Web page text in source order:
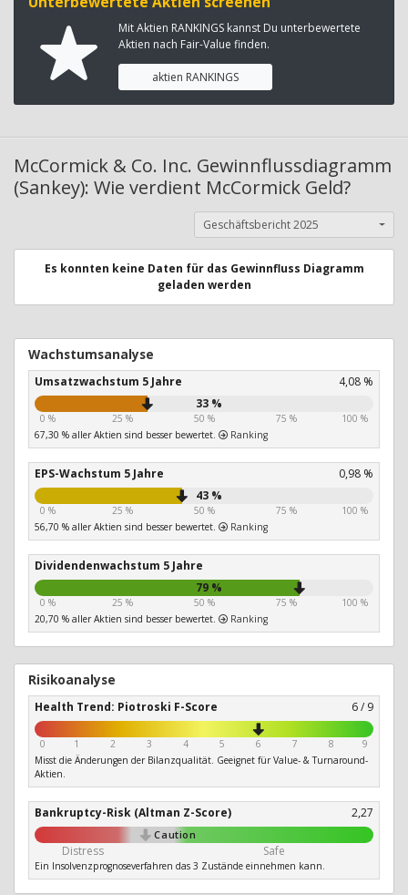
Mit Aktien RANKINGS kannst Du unterbewertete
Aktien nach Fair-Value finden.
aktien RANKINGS
McCormick & Co. Inc. Gewinnflussdiagramm
(Sankey): Wie verdient McCormick Geld?
Geschäftsbericht 2025
Es konnten keine Daten für das Gewinnfluss Diagramm
geladen werden
Wachstumsanalyse
Umsatzwachstum 5 Jahre
4,08 %
33 %
0 % 25 % 50 % 75 %
100 %
67,30 % aller Aktien sind besser bewertet.
Ranking
EPS-Wachstum 5 Jahre
0,98 %
43 %
0 % 25 % 50 % 75 %
100 %
56,70 % aller Aktien sind besser bewertet.
Ranking
Dividendenwachstum 5 Jahre
79 %
0 % 25 % 50 % 75 %
100 %
20,70 % aller Aktien sind besser bewertet.
Ranking
Risikoanalyse
Health Trend: Piotroski F-Score 6 / 9
0 1 2 3 4 5 6 7 8
9
Misst die Änderungen der Bilanzqualität. Geeignet für Value- & Turnaround-
Aktien.
Bankruptcy-Risk (Altman Z-Score) 2,27
Caution
Distress Safe
Ein Insolvenzprognoseverfahren das 3 Zustände einnehmen kann.